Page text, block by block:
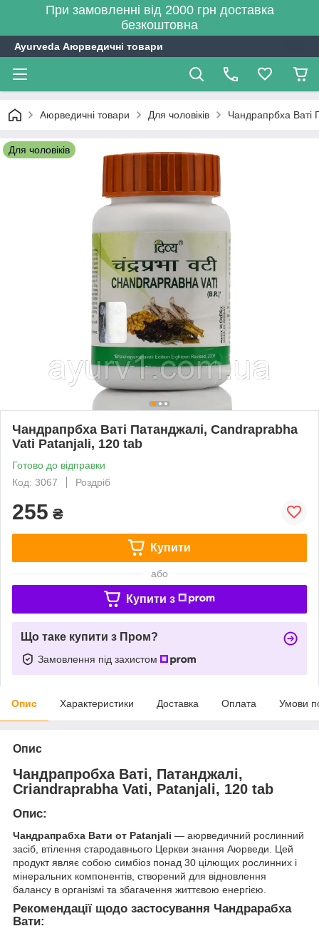
При замовленні від 2000 грн доставка
безкоштовна
Ayurveda Аюрведичні товари
Аюрведичні товари Для чоловіків Чандрапрбха Ваті
Для чоловіків
Чандрапрбха Ваті Патанджалі, Candraprabha
Vati Patanjali, 120 tab
Готово до відправки
Код: 3067
Роздріб
255 ₴
Купити
або
Купити з
Що таке купити з Пром?
Замовлення під захистом
Опис Характеристики Доставка Оплата Умови
Опис
Чандрапробха Ваті, Патанджалі,
Criandraprabha Vati, Patanjali, 120 tab
Опис:
Чандрапрабха Вати от Patanjali — аюрведичний рослинний
засіб, втілення стародавнього Церкви знання Аюрведи. Цей
продукт являє собою симбіоз понад 30 цілющих рослинних і
мінеральних компонентів, створений для відновлення
балансу в організмі та збагачення життєвою енергією.
Рекомендації щодо застосування Чандрарабха
Вати: